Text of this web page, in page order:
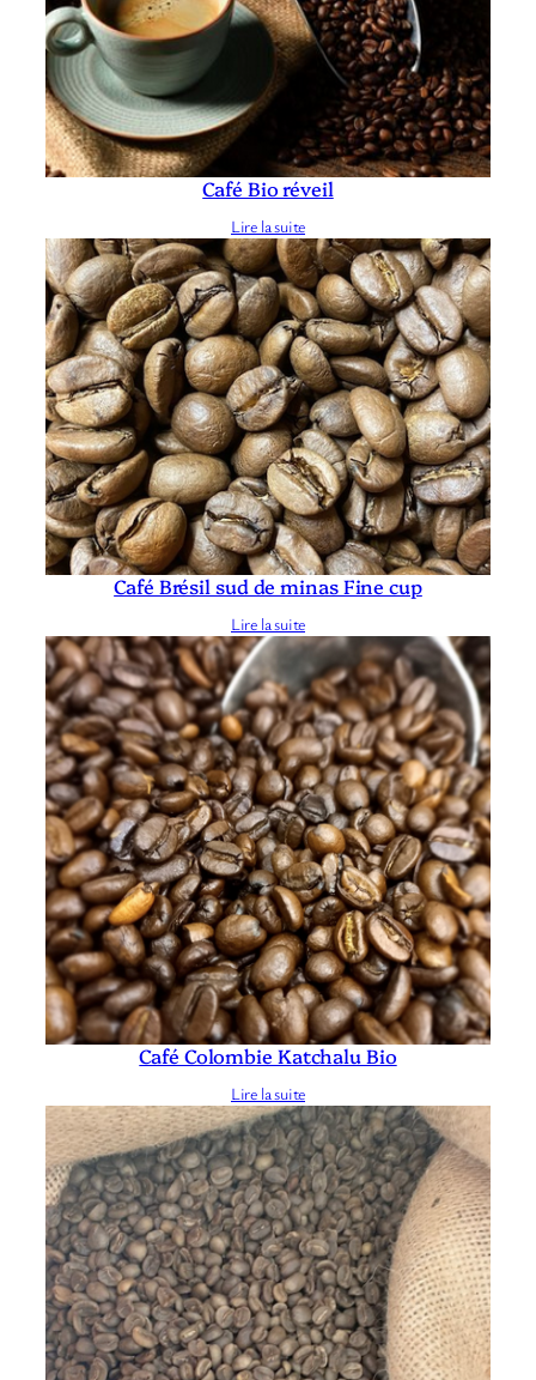
Café Bio réveil
Lire la suite
Café Brésil sud de minas Fine cup
Lire la suite
Café Colombie Katchalu Bio
Lire la suite